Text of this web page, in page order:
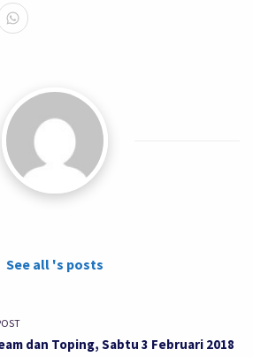
See all 's posts
dan Toping, Sabtu 3 Februari 2018